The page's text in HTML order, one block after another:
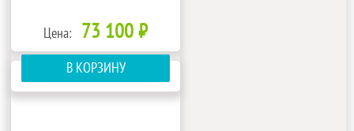
Цена: 73 100 ₽
В КОРЗИНУ